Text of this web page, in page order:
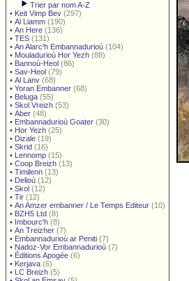
Trier par nom A-Z
• Keit Vimp Bev (297)
• Al Liamm (190)
• An Here (136)
• TES (131)
• An Alarc'h Embannadurioù (104)
• Mouladurioù Hor Yezh (88)
• Bannoù-Heol (86)
• Sav-Heol (79)
• Al Lanv (68)
• Yoran Embanner (68)
• Beluga (55)
• Skol Vreizh (53)
• Aber (48)
• Embannadurioù Goater (30)
• Hor Yezh (25)
• Dizale (19)
• Skrid (16)
• Lennomp (15)
• Coop Breizh (13)
• Timilenn (13)
• Delioù (12)
• Skol (12)
• Tir (12)
• An Amzer embanner / Le Temps Editeur (10)
• BZH5 Ltd (8)
• Imbourc'h (8)
• An Treizher (7)
• Embannadurioù ar Peniti (7)
• Nadoz-Vor Embannadurioù (7)
• Éditions Apogée (6)
• Kerjava (6)
• LC Breizh (5)